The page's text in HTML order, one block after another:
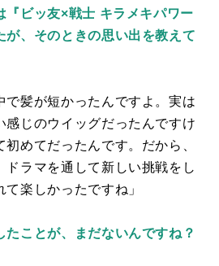
『ビッ友×戦士 キラメキパワー
が、そのときの思い出を教えて
で髪が短かったんですよ。実は
感じのウイッグだったんですけ
めてだったんです。だから、
ドラマを通して新しい挑戦をし
楽しかったですね」
ことが、まだないんですね？